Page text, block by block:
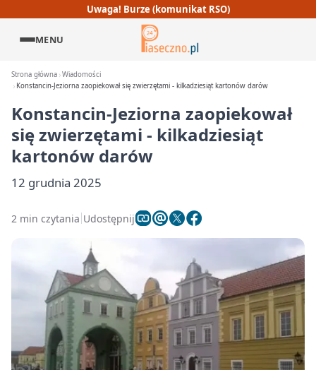
Uwaga! Burze (komunikat RSO)
MENU
Strona główna Wiadomości
Konstancin-Jeziorna zaopiekował się zwierzętami - kilkadziesiąt kartonów darów
Konstancin-Jeziorna zaopiekował
się zwierzętami - kilkadziesiąt
kartonów darów
12 grudnia 2025
2 min czytania Udostępnij